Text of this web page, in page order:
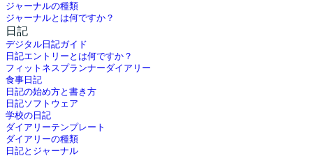
ジャーナルの種類
ジャーナルとは何ですか？
日記
デジタル日記ガイド
日記エントリーとは何ですか？
フィットネスプランナーダイアリー
食事日記
日記の始め方と書き方
日記ソフトウェア
学校の日記
ダイアリーテンプレート
ダイアリーの種類
日記とジャーナル